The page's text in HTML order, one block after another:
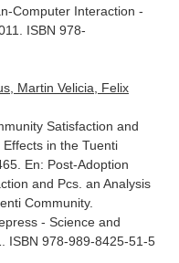
Computer Interaction -
ISBN 978-
Martin Velicia, Felix
Satisfaction and
in the Tuenti
En: Post-Adoption
and Pcs. an Analysis
Community.
- Science and
ISBN 978-989-8425-51-5